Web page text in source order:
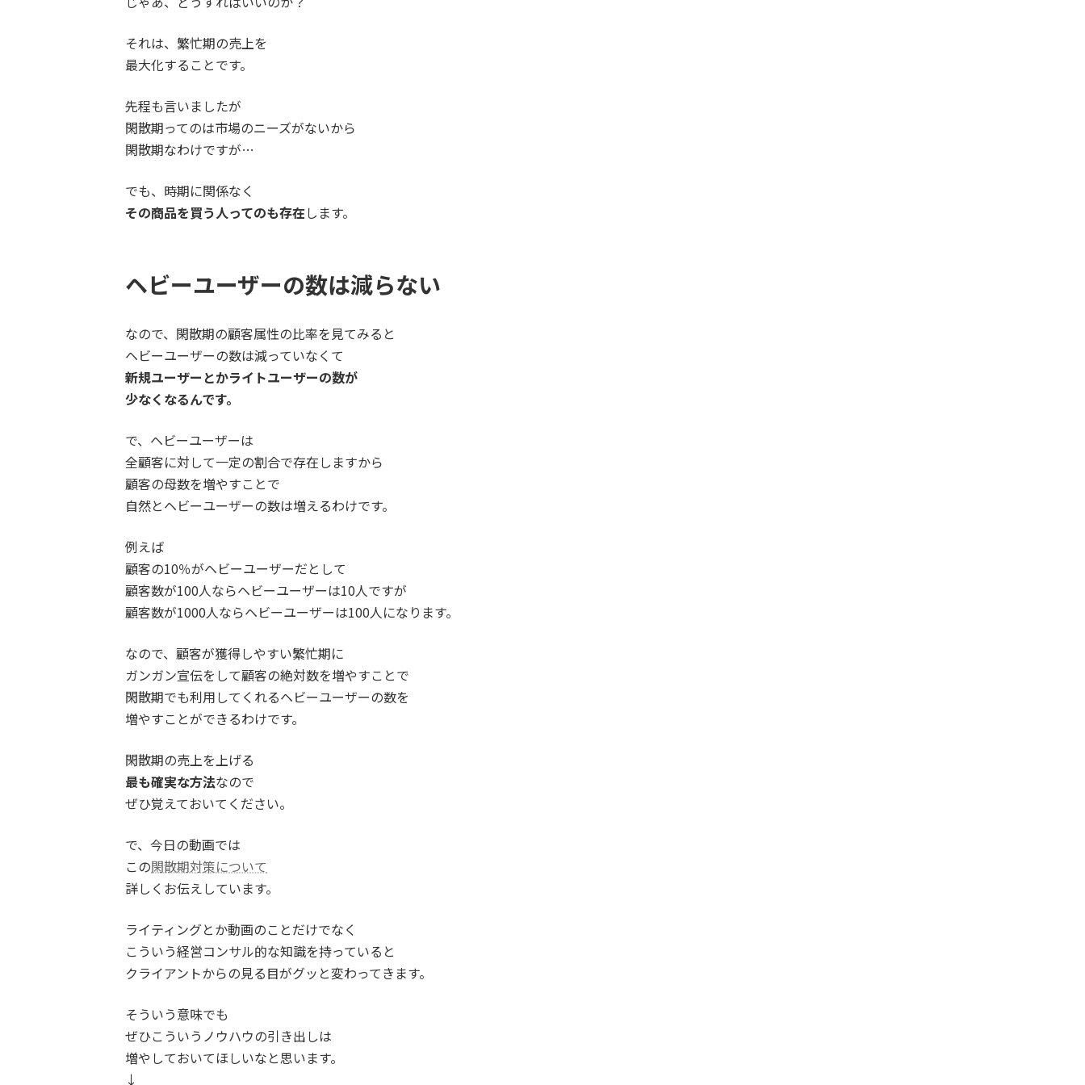
それは、 繁忙期の売上を
最大化することです。
先程も言いましたが
閑散期ってのは市場のニーズがないから
閑散期なわけですが…
でも、時期に関係なく
その商品を買う人ってのも存在します。
ヘビーユーザーの数は減らない
なので、閑散期の顧客属性の比率を見てみると
ヘビーユーザーの数は減っていなくて
新規ユーザーとかライトユーザーの数が
少なくなるんです。
で、ヘビーユーザーは
全顧客に対して一定の割合で存在しますから
顧客の母数を増やすことで
自然とヘビーユーザーの数は増えるわけです。
例えば
顧客の10％がヘビーユーザーだとして
顧客数が100人ならヘビーユーザーは10人ですが
顧客数が1000人ならヘビーユーザーは100人になります。
なので、顧客が獲得しやすい繁忙期に
ガンガン宣伝をして顧客の絶対数を増やすことで
閑散期でも利用してくれるヘビーユーザーの数を
増やすことができるわけです。
閑散期の売上を上げる
最も確実な方法なので
ぜひ覚えておいてください。
で、今日の動画では
この閑散期対策について
詳しくお伝えしています。
ライティングとか動画のことだけでなく
こういう経営コンサル的な知識を持っていると
クライアントからの見る目がグッと変わってきます。
そういう意味でも
ぜひこういうノウハウの引き出しは
増やしておいてほしいなと思います。
↓